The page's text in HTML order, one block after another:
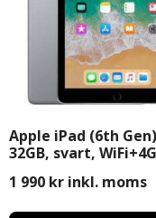
Apple iPad (6th
32GB, svart,
1 990 kr inkl. moms